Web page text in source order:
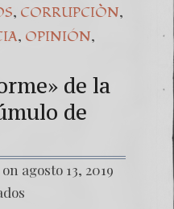
, CORRUPCIÒN,
, OPINIÓN,
de la
de
on agosto 13, 2019